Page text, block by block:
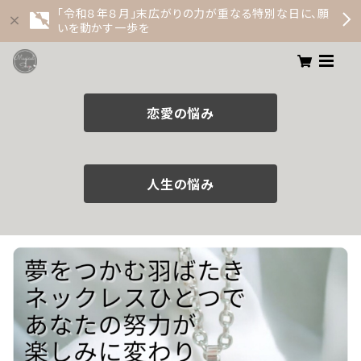
「令和８年８月」末広がりの力が重なる特別な日に、願
いを動かす一歩を
恋愛の悩み
人生の悩み